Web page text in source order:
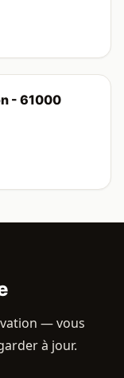
- 61000
— vous
à jour.